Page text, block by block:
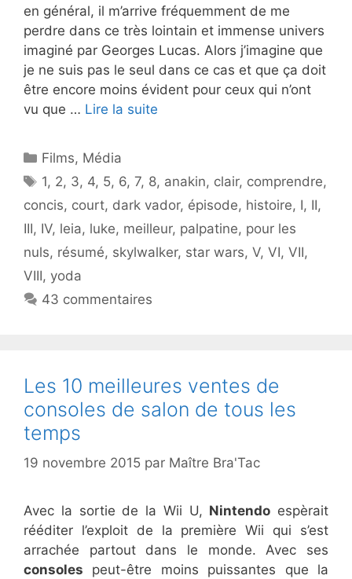
en général, il m’arrive fréquemment de me
perdre dans ce très lointain et immense univers
imaginé par Georges Lucas. Alors j’imagine que
je ne suis pas le seul dans ce cas et que ça doit
être encore moins évident pour ceux qui n’ont
vu que … Lire la suite
Catégories
Films, Média
Étiquettes
1, 2, 3, 4, 5, 6,7, 8, anakin, clair, comprendre,
concis, court, dark vador, épisode, histoire, I, II,
III, IV, leia, luke, meilleur, palpatine, pour les
nuls, résumé, skylwalker, star wars, V, VI, VII,
VIII, yoda
43 commentaires
Les 10 meilleures ventes de
consoles de salon de tous les
temps
19 novembre 2015 par Maître Bra'Tac
Avec la sortie de la Wii U, Nintendo espèrait
rééditer l’exploit de la première Wii qui s’est
arrachée partout dans le monde. Avec ses
consoles peut-être moins puissantes que la